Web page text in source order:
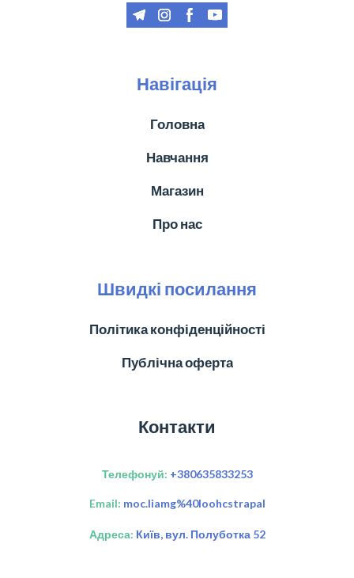
Навігація
Головна
Навчання
Магазин
Про нас
Швидкі посилання
Політика конфіденційності
Публічна оферта
Контакти
Телефонуй: +380635833253
Email: moc.liamg%40loohcstrapal
Адреса: Київ, вул. Полуботка 52